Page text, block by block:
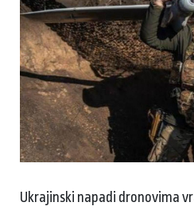
Ukrajinski napadi dronovima